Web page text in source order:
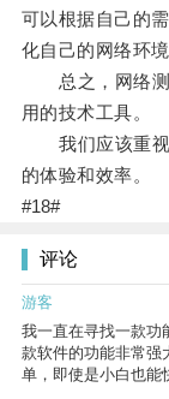
可以根据自己的
化自己的网络环境
总之，网络测
用的技术工具。
我们应该重视
的体验和效率。
#18#
评论
游客
我一直在寻找一款功
款软件的功能非常强
单，即使是小白也能